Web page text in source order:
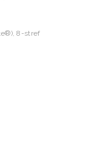
8-stref